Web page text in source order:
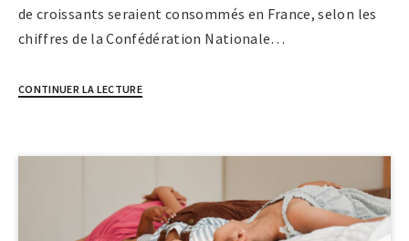
de croissants seraient consommés en France, selon les
chiffres de la Confédération Nationale…
CONTINUER LA LECTURE